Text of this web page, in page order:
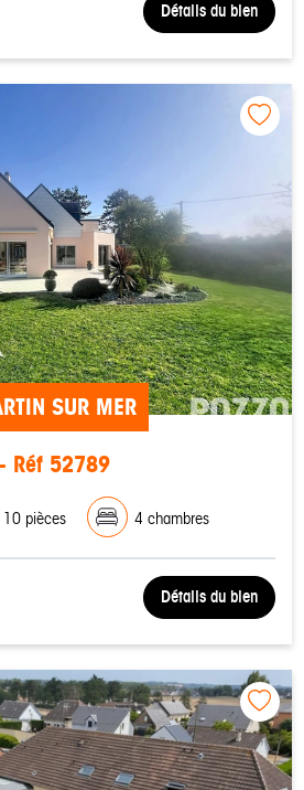
Détails du bien
SUR MER
Réf 52789
10 pièces 4 chambres
Détails du bien